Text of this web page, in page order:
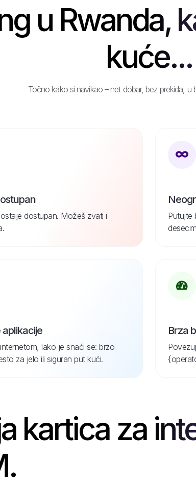
u Rwanda,
kuće...
Točno kako si navikao – net dobar, bez prekida, u
dostupan. Možeš zvati i
Putujte
aplikacije
lako je snaći se: brzo
za jelo ili siguran put kući.
Brza
kartica za